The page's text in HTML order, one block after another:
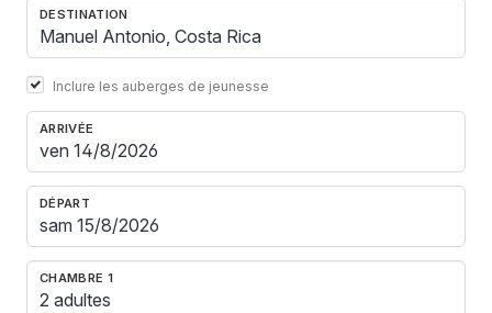
DESTINATION
Inclure les auberges de jeunesse
ARRIVÉE
DÉPART
CHAMBRE 1
2 adultes